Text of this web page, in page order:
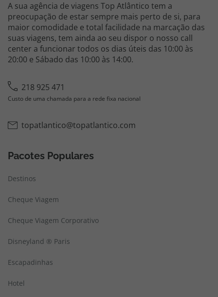
A sua agência de viagens Top Atlântico tem a
preocupação de estar sempre mais perto de si, para
maior comodidade e total facilidade na marcação das
suas viagens, tem ainda ao seu dispor o nosso call
center a funcionar todos os dias úteis das 10:00 às
20:00 e Sábado das 10:00 às 14:00.
218 925 471
Custo de uma chamada para a rede fixa nacional
topatlantico@topatlantico.com
Pacotes Populares
Destinos
Cheque Viagem
Cheque Viagem Corporativo
Disneyland ® Paris
Escapadinhas
Hotel